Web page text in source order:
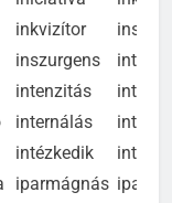
iniciatíva
inkvizítor
inszurgens
intenzitás
internálás
intézkedik